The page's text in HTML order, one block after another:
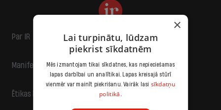
Par IR
Manifests
Ētikas kodekss
×
Lai turpinātu, lūdzam
piekrist sīkdatnēm
Mēs izmantojam tikai sīkdatnes, kas nepieciešamas
lapas darbībai un analītikai. Lapas kreisajā stūrī
vienmēr var mainīt piekrišanu. Vairāk lasi sīkdatņu
politikā.